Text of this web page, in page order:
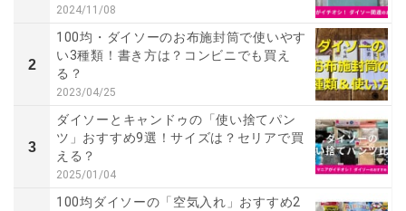
2024/11/08
2
100均・ダイソーのお布施封筒で使いやす
い3種類！書き方は？コンビニでも買え
る？
2023/04/25
3
ダイソーとキャンドゥの「使い捨てパン
ツ」おすすめ9選！サイズは？セリアで買
える？
2025/01/04
100均ダイソーの「空気入れ」おすすめ2